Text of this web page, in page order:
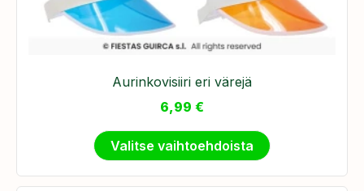
Aurinkovisiiri eri värejä
6,99 €
Valitse vaihtoehdoista